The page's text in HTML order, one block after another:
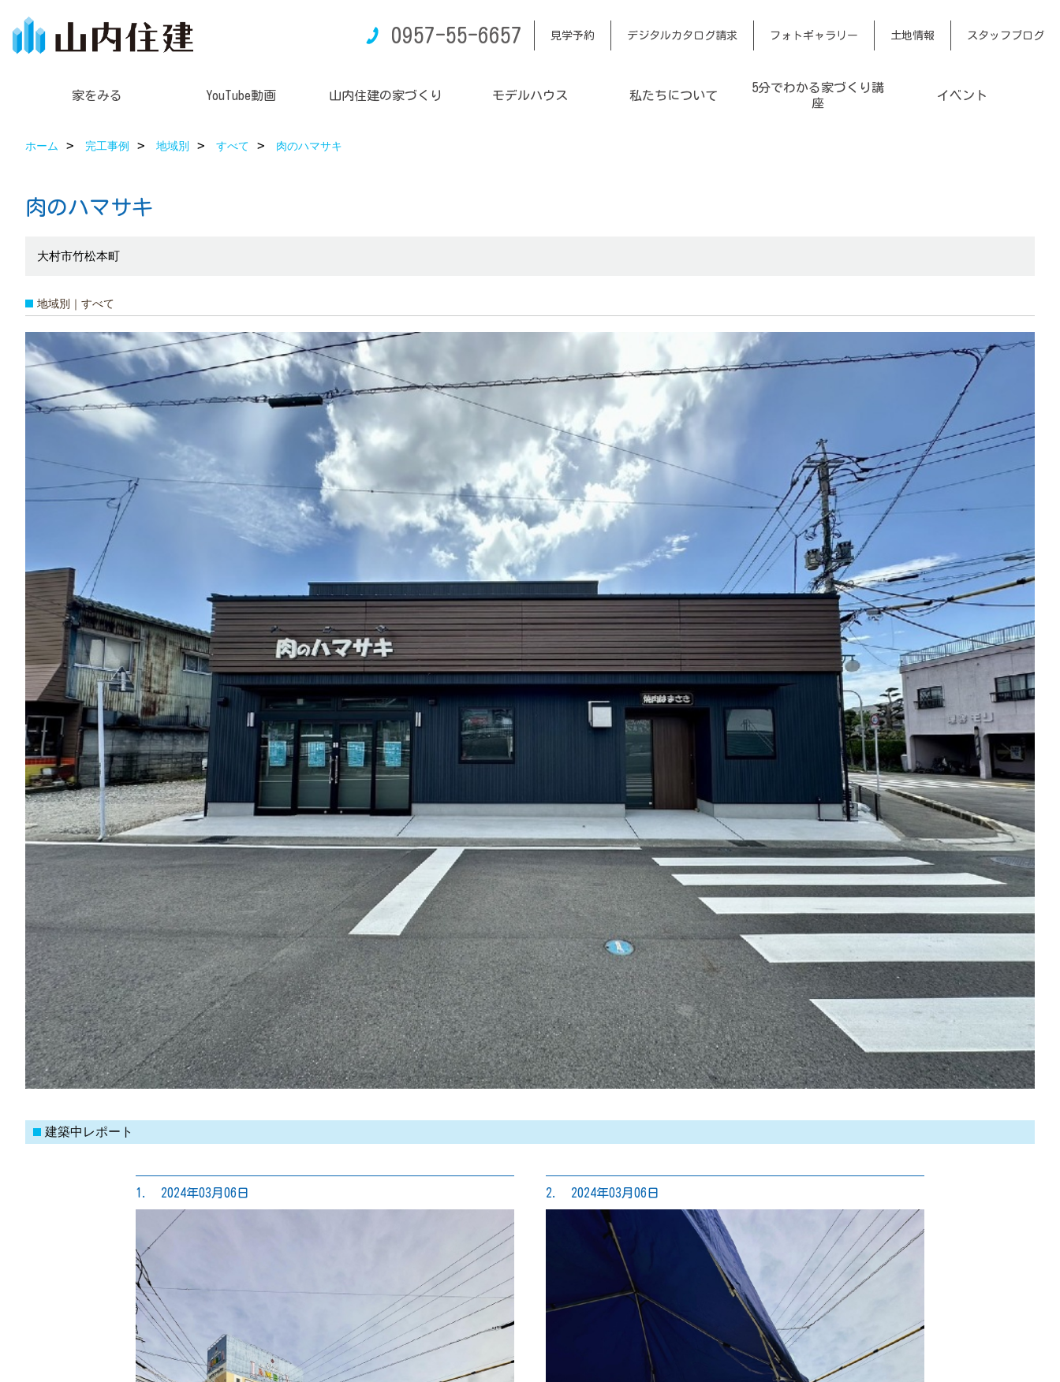
0957-55-6657 見学予約 デジタルカタログ請求 フォトギャラリー 土地情報 スタッフブログ
家をみる YouTube動画 山内住建の家づくり モデルハウス 私たちについて
5分でわかる家づくり講
座
イベント
ホーム 完工事例 地域別 すべて 肉のハマサキ
肉のハマサキ
大村市竹松本町
地域別｜すべて
建築中レポート
1. 2024年03月06日 2. 2024年03月06日